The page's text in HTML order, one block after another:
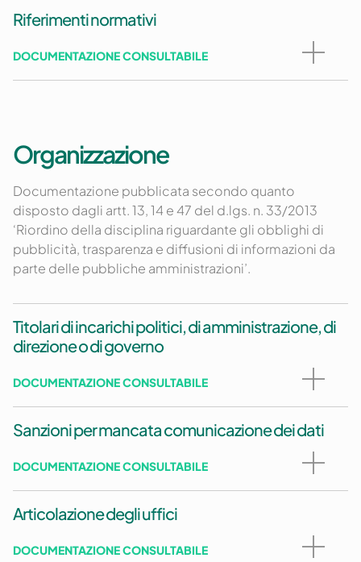
Riferimenti normativi
DOCUMENTAZIONE CONSULTABILE
Organizzazione
Documentazione pubblicata secondo quanto
disposto dagli artt. 13, 14 e 47 del d.lgs. n. 33/2013
‘Riordino della disciplina riguardante gli obblighi di
pubblicità, trasparenza e diffusioni di informazioni da
parte delle pubbliche amministrazioni’.
Titolari di incarichi politici, di amministrazione, di
direzione o di governo
DOCUMENTAZIONE CONSULTABILE
Sanzioni per mancata comunicazione dei dati
DOCUMENTAZIONE CONSULTABILE
Articolazione degli uffici
DOCUMENTAZIONE CONSULTABILE